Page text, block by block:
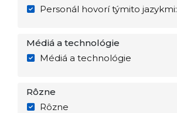
Personál hovorí týmito jazykmi:
Médiá a technológie
Médiá a technológie
Rôzne
Rôzne